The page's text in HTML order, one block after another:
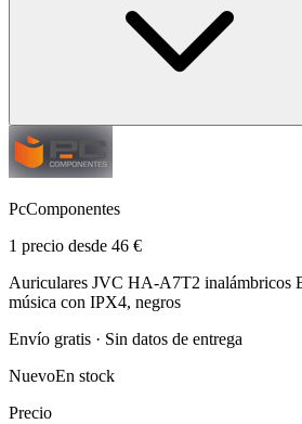
PcComponentes
1 precio desde 46 €
Auriculares JVC HA-A7T2 inalámbricos
música con IPX4, negros
Envío gratis · Sin datos de entrega
NuevoEn stock
Precio